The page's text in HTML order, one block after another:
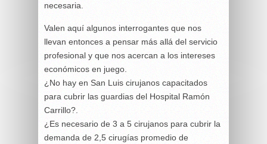
necesaria.
Valen aquí algunos interrogantes que nos
llevan entonces a pensar más allá del servicio
profesional y que nos acercan a los intereses
económicos en juego.
¿No hay en San Luis cirujanos capacitados
para cubrir las guardias del Hospital Ramón
Carrillo?.
¿Es necesario de 3 a 5 cirujanos para cubrir la
demanda de 2,5 cirugías promedio de